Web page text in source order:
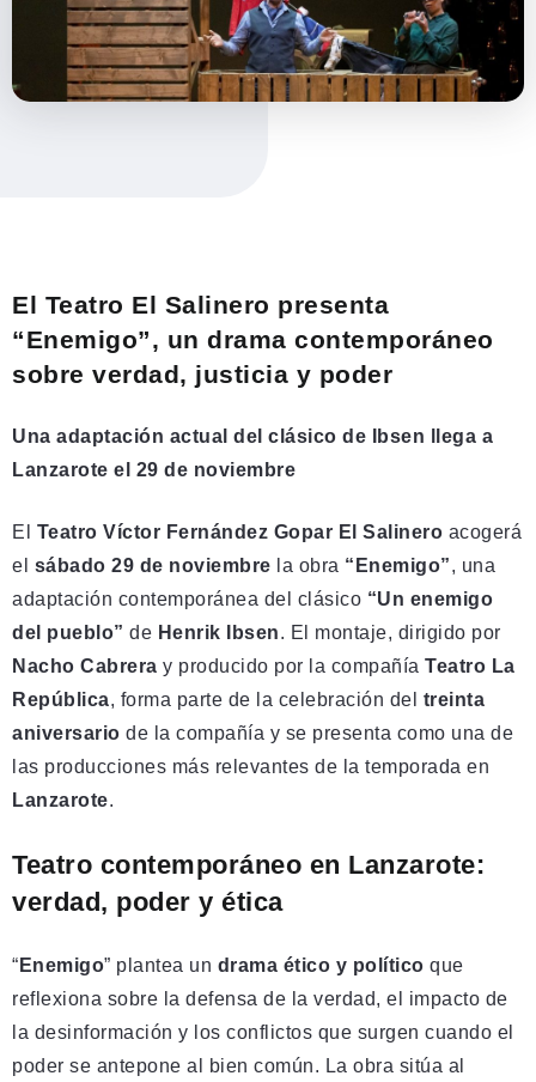
El Teatro El Salinero presenta
“Enemigo”, un drama contemporáneo
sobre verdad, justicia y poder
Una adaptación actual del clásico de Ibsen llega a
Lanzarote el 29 de noviembre
El Teatro Víctor Fernández Gopar El Salinero acogerá
el sábado 29 de noviembre la obra “Enemigo”, una
adaptación contemporánea del clásico “Un enemigo
del pueblo” de Henrik Ibsen. El montaje, dirigido por
Nacho Cabrera y producido por la compañía Teatro La
República, forma parte de la celebración del treinta
aniversario de la compañía y se presenta como una de
las producciones más relevantes de la temporada en
Lanzarote.
Teatro contemporáneo en Lanzarote:
verdad, poder y ética
“ Enemigo” plantea un drama ético y político que
reflexiona sobre la defensa de la verdad, el impacto de
la desinformación y los conflictos que surgen cuando el
poder se antepone al bien común. La obra sitúa al